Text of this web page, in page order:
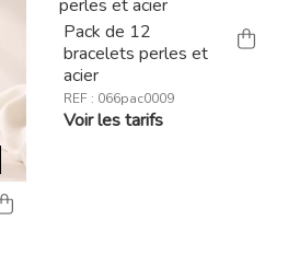
Pack de 12
bracelets perles et
acier
REF : 066pac0009
Voir les tarifs